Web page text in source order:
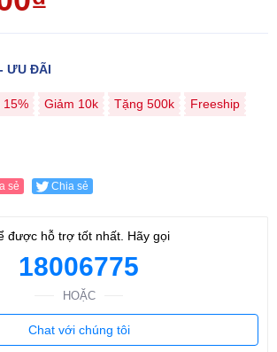
ƯU ĐÃI
15% Giảm 10k Tặng 500k Freeship
sẻ Chia sẻ
được hỗ trợ tốt nhất. Hãy gọi
18006775
HOẶC
Chat với chúng tôi